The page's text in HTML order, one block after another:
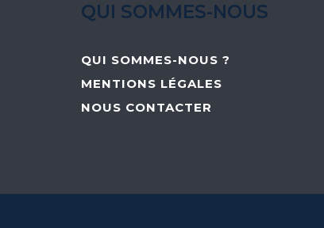
QUI SOMMES-NOUS
QUI SOMMES-NOUS ?
MENTIONS LÉGALES
NOUS CONTACTER